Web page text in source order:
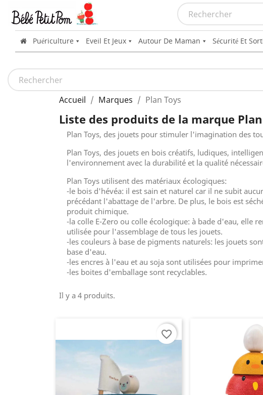
Puériculture Eveil Et Jeux Autour De Maman Sécurité Et
Accueil Marques Plan Toys
Liste des produits de la marque Plan
Plan Toys, des jouets pour stimuler l'imagination des
Plan Toys, des jouets en bois créatifs, ludiques,
l'environnement avec la durabilité et la qualité
Plan Toys utilisent des matériaux écologiques:
-le bois d'hévéa: il est sain et naturel car il ne subit
précédant l'abattage de l'arbre. De plus, le bois est
produit chimique.
-la colle E-Zero ou colle écologique: à bade d'eau, elle
utilisée pour l'assemblage de tous les jouets.
-les couleurs à base de pigments naturels: les jouets
base d'eau.
-les encres à l'eau et au soja sont utilisées pour
-les boites d'emballage sont recyclables.
Il y a 4 produits.
favorite_border